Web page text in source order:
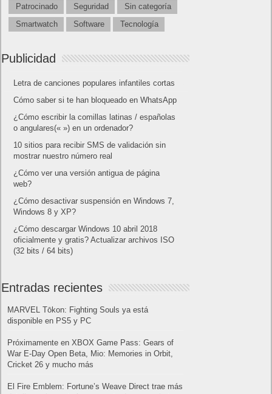
Patrocinado
Seguridad
Sin categoría
Smartwatch
Software Tecnología
Publicidad
Letra de canciones populares infantiles cortas
Cómo saber si te han bloqueado en WhatsApp
¿Cómo escribir la comillas latinas / españolas
o angulares(« ») en un ordenador?
10 sitios para recibir SMS de validación sin
mostrar nuestro número real
¿Cómo ver una versión antigua de página
web?
¿Cómo desactivar suspensión en Windows 7,
Windows 8 y XP?
¿Cómo descargar Windows 10 abril 2018
oficialmente y gratis? Actualizar archivos ISO
(32 bits / 64 bits)
Entradas recientes
MARVEL Tōkon: Fighting Souls ya está
disponible en PS5 y PC
Próximamente en XBOX Game Pass: Gears of
War E-Day Open Beta, Mio: Memories in Orbit,
Cricket 26 y mucho más
El Fire Emblem: Fortune’s Weave Direct trae más